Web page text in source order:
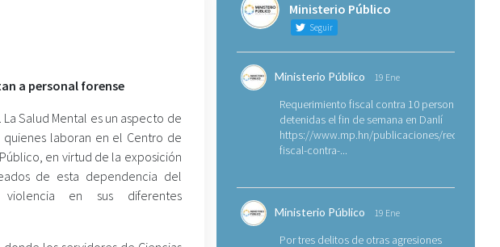
a personal forense
Salud Mental es un aspecto de
laboran en el Centro de
en virtud de la exposición
de esta dependencia del
en sus diferentes
Ministerio Público
Seguir
Ministerio Público 19 Ene
Requerimiento fiscal contra 10 personas
detenidas el fin de semana en Danlí
https://www.mp.hn/publicaciones/
fiscal-contra-...
Ministerio Público 19 Ene
Por tres delitos de otras agresiones